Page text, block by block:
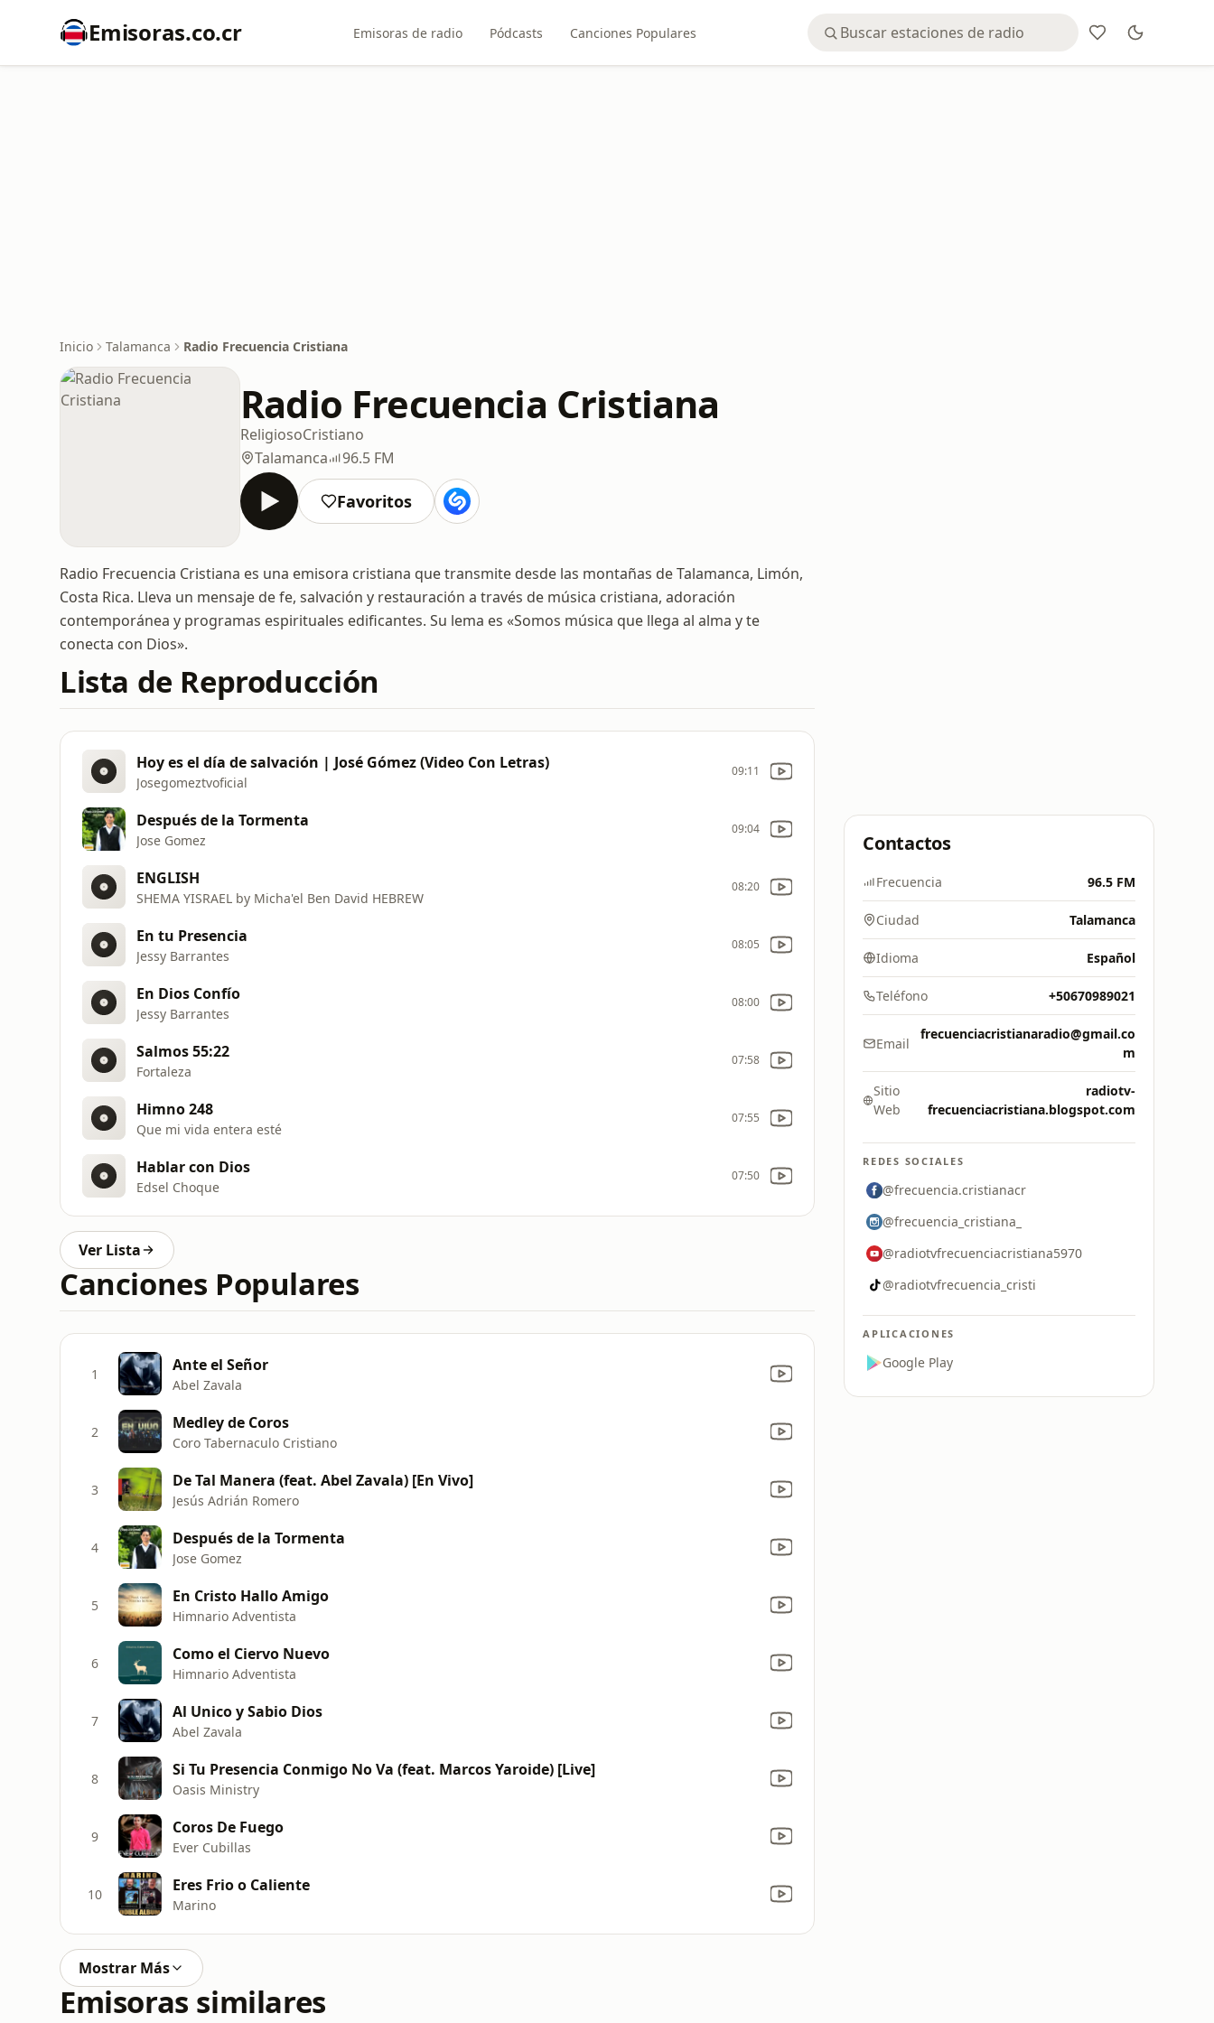
Emisoras.co.cr Emisoras de radio Pódcasts Canciones Populares
Inicio Talamanca Radio Frecuencia Cristiana
Radio Frecuencia Cristiana
ReligiosoCristiano
Talamanca
96.5 FM
Favoritos
Radio Frecuencia Cristiana es una emisora cristiana que transmite desde las montañas de Talamanca, Limón,
Costa Rica. Lleva un mensaje de fe, salvación y restauración a través de música cristiana, adoración
contemporánea y programas espirituales edificantes. Su lema es «Somos música que llega al alma y te
conecta con Dios».
Lista de Reproducción
Hoy es el día de salvación | José Gómez (Video Con Letras)
Josegomeztvoficial
09:11
Después de la Tormenta
Jose Gomez
09:04
ENGLISH
SHEMA YISRAEL by Micha'el Ben David HEBREW
08:20
En tu Presencia
Jessy Barrantes
08:05
En Dios Confío
Jessy Barrantes
08:00
Salmos 55:22
Fortaleza
07:58
Himno 248
Que mi vida entera esté
07:55
Hablar con Dios
Edsel Choque
07:50
Ver Lista
Canciones Populares
1 Ante el Señor
Abel Zavala
2 Medley de Coros
Coro Tabernaculo Cristiano
3 De Tal Manera (feat. Abel Zavala) [En Vivo]
Jesús Adrián Romero
4 Después de la Tormenta
Jose Gomez
5 En Cristo Hallo Amigo
Himnario Adventista
6 Como el Ciervo Nuevo
Himnario Adventista
7 Al Unico y Sabio Dios
Abel Zavala
8 Si Tu Presencia Conmigo No Va (feat. Marcos Yaroide) [Live]
Oasis Ministry
9 Coros De Fuego
Ever Cubillas
10 Eres Frio o Caliente
Marino
Mostrar Más
Emisoras similares
Contactos
Frecuencia 96.5 FM
Ciudad Talamanca
Idioma Español
Teléfono +50670989021
Email
frecuenciacristianaradio@gmail.co
m
Sitio
Web
radiotv-
frecuenciacristiana.blogspot.com
REDES SOCIALES
@frecuencia.cristianacr
@frecuencia_cristiana_
@radiotvfrecuenciacristiana5970
@radiotvfrecuencia_cristi
APLICACIONES
Google Play